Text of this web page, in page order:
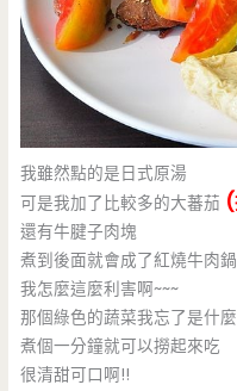
我雖然點的是日式原湯
可是我加了比較多的大蕃茄
還有牛腱子肉塊
煮到後面就會成了紅燒牛肉鍋
我怎麼這麼利害啊~~~
那個綠色的蔬菜我忘了是什麼
煮個一分鐘就可以撈起來吃
很清甜可口啊!!